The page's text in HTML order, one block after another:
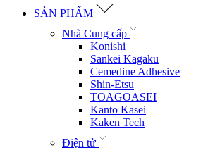
SẢN PHẨM
Nhà Cung cấp
Konishi
Sankei Kagaku
Cemedine Adhesive
Shin-Etsu
TOAGOASEI
Kanto Kasei
Kaken Tech
Điện tử